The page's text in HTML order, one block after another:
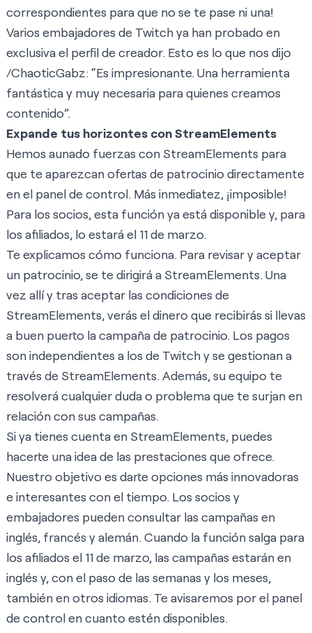
correspondientes para que no se te pase ni una!
Varios embajadores de Twitch ya han probado en
exclusiva el perfil de creador. Esto es lo que nos dijo
/ChaoticGabz: “Es impresionante. Una herramienta
fantástica y muy necesaria para quienes creamos
contenido”.
Expande tus horizontes con StreamElements
Hemos aunado fuerzas con StreamElements para
que te aparezcan ofertas de patrocinio directamente
en el panel de control. Más inmediatez, ¡imposible!
Para los socios, esta función ya está disponible y, para
los afiliados, lo estará el 11 de marzo.
Te explicamos cómo funciona. Para revisar y aceptar
un patrocinio, se te dirigirá a StreamElements. Una
vez allí y tras aceptar las condiciones de
StreamElements, verás el dinero que recibirás si llevas
a buen puerto la campaña de patrocinio. Los pagos
son independientes a los de Twitch y se gestionan a
través de StreamElements. Además, su equipo te
resolverá cualquier duda o problema que te surjan en
relación con sus campañas.
Si ya tienes cuenta en StreamElements, puedes
hacerte una idea de las prestaciones que ofrece.
Nuestro objetivo es darte opciones más innovadoras
e interesantes con el tiempo. Los socios y
embajadores pueden consultar las campañas en
inglés, francés y alemán. Cuando la función salga para
los afiliados el 11 de marzo, las campañas estarán en
inglés y, con el paso de las semanas y los meses,
también en otros idiomas. Te avisaremos por el panel
de control en cuanto estén disponibles.